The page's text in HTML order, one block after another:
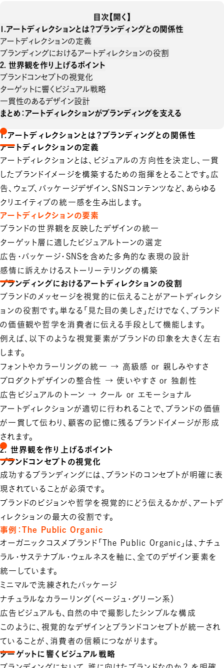
目次 【開く】
1.アートディレクションとは？ブランディングとの関係性
アートディレクションの定義
ブランディングにおけるアートディレクションの役割
2. 世界観を作り上げるポイント
ブランドコンセプトの視覚化
ターゲットに響くビジュアル戦略
一貫性のあるデザイン設計
まとめ：アートディレクションがブランディングを支える
1.アートディレクションとは？ブランディングとの関係性
アートディレクションの定義
アートディレクションとは、ビジュアルの方向性を決定し、一貫
したブランドイメージを構築するための指揮をとることです。広
告、ウェブ、パッケージデザイン、SNSコンテンツなど、あらゆる
クリエイティブの統一感を生み出します。
アートディレクションの要素
ブランドの世界観を反映したデザインの統一
ターゲット層に適したビジュアルトーンの選定
広告・パッケージ・SNSを含めた多角的な表現の設計
感情に訴えかけるストーリーテリングの構築
ブランディングにおけるアートディレクションの役割
ブランドのメッセージを視覚的に伝えることがアートディレクシ
ョンの役割です。単なる「見た目の美しさ」だけでなく、 ブランド
の価値観や哲学を消費者に伝える手段として機能 します。
例えば、以下のような視覚要素がブランドの印象を大きく左右
します。
フォントやカラーリングの統一 → 高級感 or 親しみやすさ
プロダクトデザインの整合性 → 使いやすさ or 独創性
広告ビジュアルのトーン → クール or エモーショナル
アートディレクションが適切に行われることで、ブランドの価値
が一貫して伝わり、顧客の記憶に残るブランドイメージが形成
されます。
2. 世界観を作り上げるポイント
ブランドコンセプトの視覚化
成功するブランディングには、ブランドのコンセプトが明確に表
現されていることが必須です。
ブランドのビジョンや哲学を視覚的にどう伝えるかが、アートデ
ィレクションの最大の役割です。
事例：The Public Organic
オーガニックコスメブランド「The Public Organic」は、ナチュ
ラル・サステナブル・ウェルネスを軸に、全てのデザイン要素を
統一しています。
ミニマルで洗練されたパッケージ
ナチュラルなカラーリング（ベージュ・グリーン系）
広告ビジュアルも、自然の中で撮影したシンプルな構成
このように、視覚的なデザインとブランドコンセプトが統一され
ていることが、消費者の信頼につながります。
ターゲットに響くビジュアル戦略